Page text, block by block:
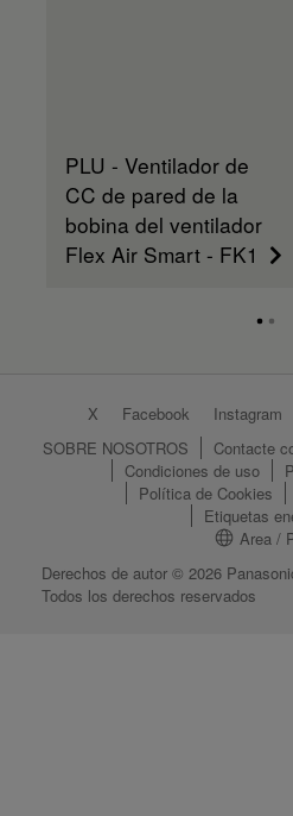
PLU - Ventilador de
CC de pared de la
bobina del ventilador
Flex Air Smart - FK1
X Facebook Instagram
SOBRE NOSOTROS
Contacte
Condiciones de uso
Política de Cookies
Etiquetas
Area /
Derechos de autor © 2026
Todos los derechos reservados